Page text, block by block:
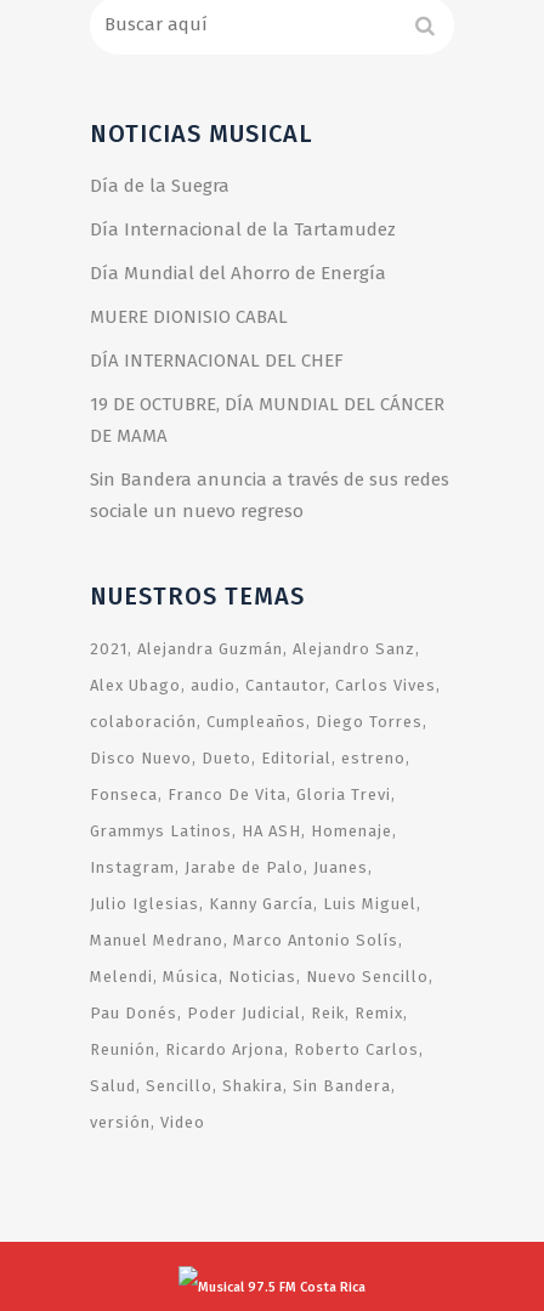
NOTICIAS MUSICAL
Día de la Suegra
Día Internacional de la Tartamudez
Día Mundial del Ahorro de Energía
MUERE DIONISIO CABAL
DÍA INTERNACIONAL DEL CHEF
19 DE OCTUBRE, DÍA MUNDIAL DEL CÁNCER
DE MAMA
Sin Bandera anuncia a través de sus redes
sociale un nuevo regreso
NUESTROS TEMAS
2021 Alejandra Guzmán
Alejandro Sanz
Alex Ubago
audio Cantautor Carlos Vives
colaboración
Cumpleaños
Diego Torres
Disco Nuevo
Dueto Editorial
estreno
Fonseca
Franco De Vita Gloria Trevi
Grammys Latinos
HA ASH
Homenaje
Instagram
Jarabe de Palo
Juanes
Julio Iglesias
Kanny García
Luis Miguel
Manuel Medrano
Marco Antonio Solís
Melendi
Música Noticias
Nuevo Sencillo
Pau Donés
Poder Judicial Reik
Remix
Reunión
Ricardo Arjona
Roberto Carlos
Salud
Sencillo Shakira Sin Bandera
versión
Video